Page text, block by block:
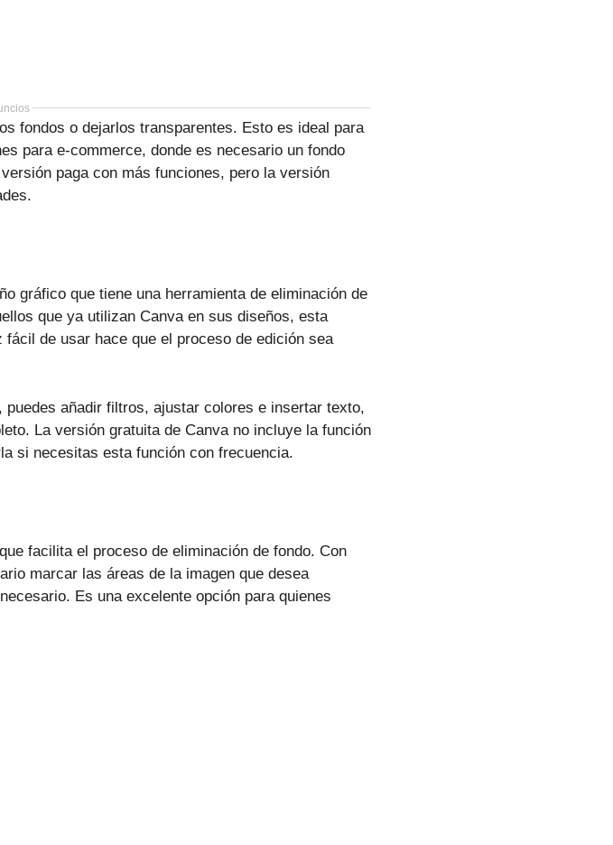
fondos o dejarlos transparentes. Esto es ideal para
para e-commerce, donde es necesario un fondo
paga con más funciones, pero la versión
gráfico que tiene una herramienta de eliminación de
que ya utilizan Canva en sus diseños, esta
de usar hace que el proceso de edición sea
añadir filtros, ajustar colores e insertar texto,
La versión gratuita de Canva no incluye la función
si necesitas esta función con frecuencia.
facilita el proceso de eliminación de fondo. Con
marcar las áreas de la imagen que desea
Es una excelente opción para quienes